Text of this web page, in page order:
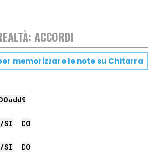
ACCORDI
memorizzare le note su Chitarra
DOadd9
/SI DO
/SI DO